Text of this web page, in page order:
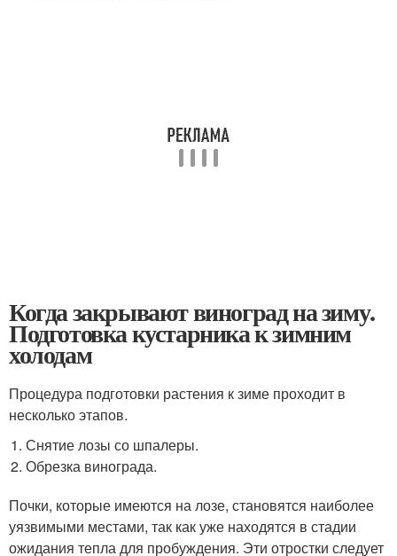
Когда закрывают виноград на зиму.
Подготовка кустарника к зимним
холодам
Процедура подготовки растения к зиме проходит в
несколько этапов.
Снятие лозы со шпалеры.
Обрезка винограда.
Почки, которые имеются на лозе, становятся наиболее
уязвимыми местами, так как уже находятся в стадии
ожидания тепла для пробуждения. Эти отростки следует